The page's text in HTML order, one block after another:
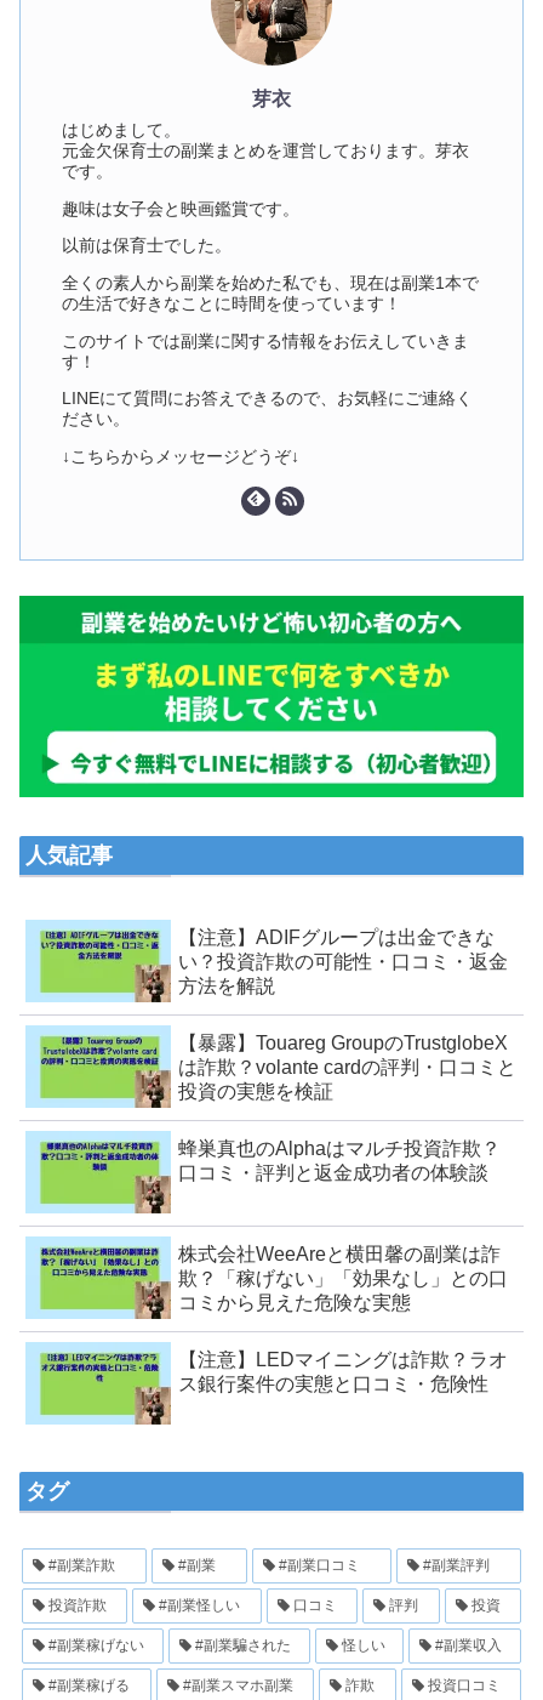
芽衣
はじめまして。
元金欠保育士の副業まとめを運営しております。芽衣
です。
趣味は女子会と映画鑑賞です。
以前は保育士でした。
全くの素人から副業を始めた私でも、現在は副業1本で
の生活で好きなことに時間を使っています！
このサイトでは副業に関する情報をお伝えしていきま
す！
LINEにて質問にお答えできるので、お気軽にご連絡く
ださい。
↓こちらからメッセージどうぞ↓
人気記事
【注意】ADIFグループは出金できな
い？投資詐欺の可能性・口コミ・返金
方法を解説
【暴露】Touareg GroupのTrustglobeX
は詐欺？volante cardの評判・口コミと
投資の実態を検証
蜂巣真也のAlphaはマルチ投資詐欺？
口コミ・評判と返金成功者の体験談
株式会社WeeAreと横田馨の副業は詐
欺？「稼げない」「効果なし」との口
コミから見えた危険な実態
【注意】LEDマイニングは詐欺？ラオ
ス銀行案件の実態と口コミ・危険性
タグ
#副業詐欺 #副業 #副業口コミ #副業評判
投資詐欺 #副業怪しい 口コミ 評判 投資
#副業稼げない #副業騙された 怪しい #副業収入
#副業稼げる #副業スマホ副業 詐欺 投資口コミ